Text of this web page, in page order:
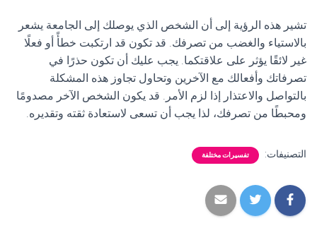
تشير هذه الرؤية إلى أن الشخص الذي يوصلك إلى الجامعة يشعر
بالاستياء والغضب من تصرفك. قد تكون قد ارتكبت خطأً أو فعلًا
غير لائقًا يؤثر على علاقتكما. يجب عليك أن تكون حذرًا في
تصرفاتك وأفعالك مع الآخرين وتحاول تجاوز هذه المشكلة
بالتواصل والاعتذار إذا لزم الأمر. قد يكون الشخص الآخر مصدومًا
ومحبطًا من تصرفك، لذا يجب أن تسعى لاستعادة ثقته وتقديره.
التصنيفات: تفسيرات مختلفة